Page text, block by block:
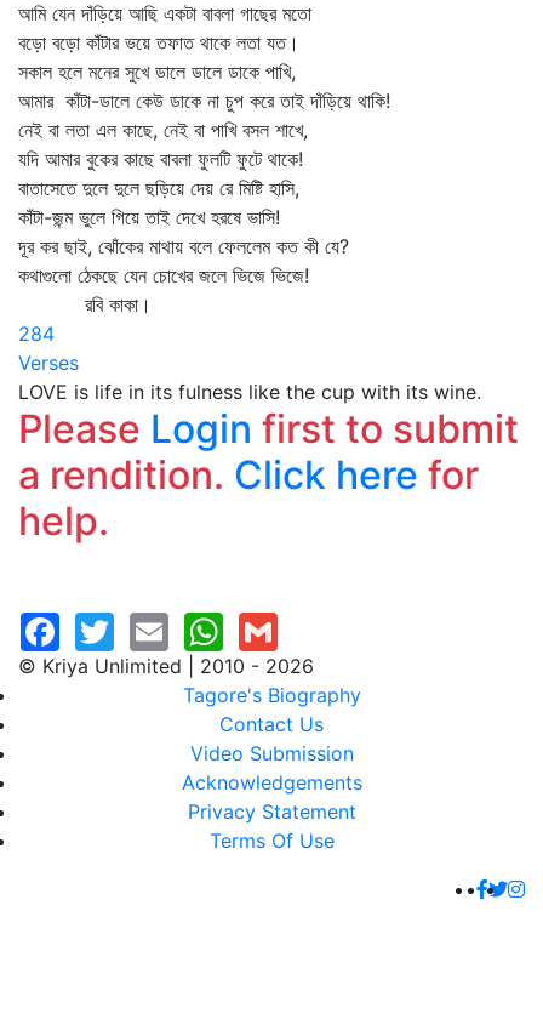
আমি যেন দাঁড়িয়ে আছি একটা বাবলা গাছের মতো
বড়ো বড়ো কাঁটার ভয়ে তফাত থাকে লতা যত।
সকাল হলে মনের সুখে ডালে ডালে ডাকে পাখি,
আমার কাঁটা-ডালে কেউ ডাকে না চুপ করে তাই দাঁড়িয়ে থাকি!
নেই বা লতা এল কাছে, নেই বা পাখি বসল শাখে,
যদি আমার বুকের কাছে বাবলা ফুলটি ফুটে থাকে!
বাতাসেতে দুলে দুলে ছড়িয়ে দেয় রে মিষ্টি হাসি,
কাঁটা-জন্ম ভুলে গিয়ে তাই দেখে হরষে ভাসি!
দূর কর ছাই, ঝোঁকের মাথায় বলে ফেললেম কত কী যে?
কথাগুলো ঠেকছে যেন চোখের জলে ভিজে ভিজে!
রবি কাকা।
284
Verses
LOVE is life in its fulness like the cup with its wine.
Please Login first to submit
a rendition. Click here for
help.
© Kriya Unlimited | 2010 - 2026
Tagore's Biography
Contact Us
Video Submission
Acknowledgements
Privacy Statement
Terms Of Use